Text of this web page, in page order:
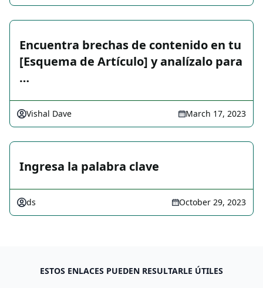
Encuentra brechas de contenido en tu
[Esquema de Artículo] y analízalo para
…
Vishal Dave March 17, 2023
Ingresa la palabra clave
ds October 29, 2023
ESTOS ENLACES PUEDEN RESULTARLE ÚTILES